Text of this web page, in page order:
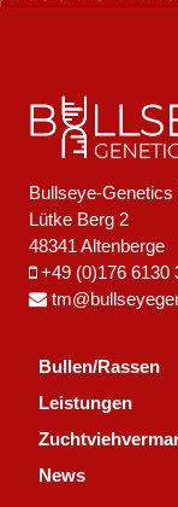
Bullseye-Genetics
Lütke Berg 2
48341 Altenberge
+49 (0)176 6130
Bullen/Rassen
Leistungen
News